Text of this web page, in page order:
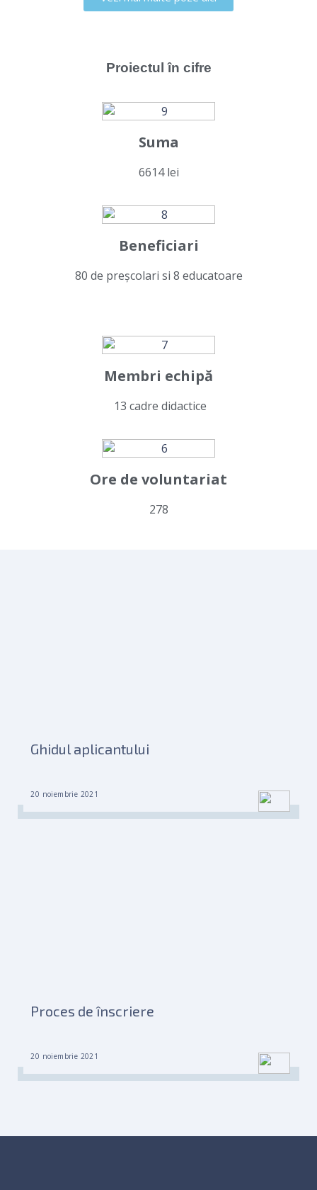
Proiectul în cifre
Suma
6614 lei
Beneficiari
80 de preșcolari si 8 educatoare
Membri echipă
13 cadre didactice
Ore de voluntariat
278
Ghidul aplicantului
20 noiembrie 2021
Proces de înscriere
20 noiembrie 2021